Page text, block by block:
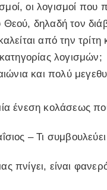
οι λογισμοί
δηλαδή τον
από την
λογισμών;
και πολύ
ένεση κολάσεως
– Τι
πνίγει, είναι